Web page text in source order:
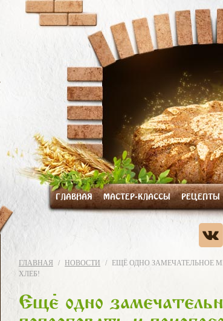
ГЛАВНАЯ МАСТЕР-КЛАССЫ РЕЦЕПТЫ
ГЛАВНАЯ НОВОСТИ
ЕЩЁ ОДНО ЗАМЕЧАТЕЛЬНОЕ
ХЛЕБ!
Еще одно